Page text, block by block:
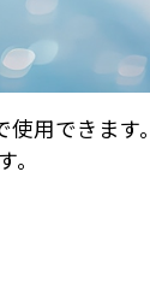
用できま
。